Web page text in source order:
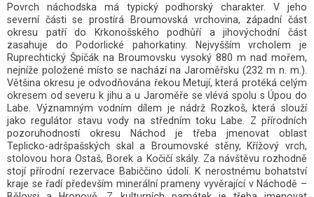
Povrch náchodska má typický podhorský charakter. V jeho
severní části se prostírá Broumovská vrchovina, západní část
okresu patří do Krkonošského podhůří a jihovýchodní část
zasahuje do Podorlické pahorkatiny. Nejvyšším vrcholem je
Ruprechtický Špičák na Broumovsku vysoký 880 m nad mořem,
nejníže položené místo se nachází na Jaroměřsku (232 m n. m.).
Většina okresu je odvodňována řekou Metují, která protéká celým
okresem od severu k jihu a u Jaroměře se vlévá spolu s Úpou do
Labe. Významným vodním dílem je nádrž Rozkoš, která slouží
jako regulátor stavu vody na středním toku Labe. Z přírodních
pozoruhodností okresu Náchod je třeba jmenovat oblast
Teplicko-adršpašských skal a Broumovské stěny, Křížový vrch,
stolovou hora Ostaš, Borek a Kočičí skály. Za návštěvu rozhodně
stojí přírodní rezervace Babiččino údolí. K nerostnému bohatství
kraje se řadí především minerální prameny vyvěrající v Náchodě –